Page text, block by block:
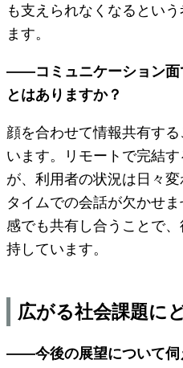
も支えられなくなるとい
ます。
――コミュニケーション面
とはありますか？
顔を合わせて情報共有す
います。リモートで完結
が、利用者の状況は日々
タイムでの会話が欠かせ
感でも共有し合うことで
持しています。
広がる社会課題に
――今後の展望について伺